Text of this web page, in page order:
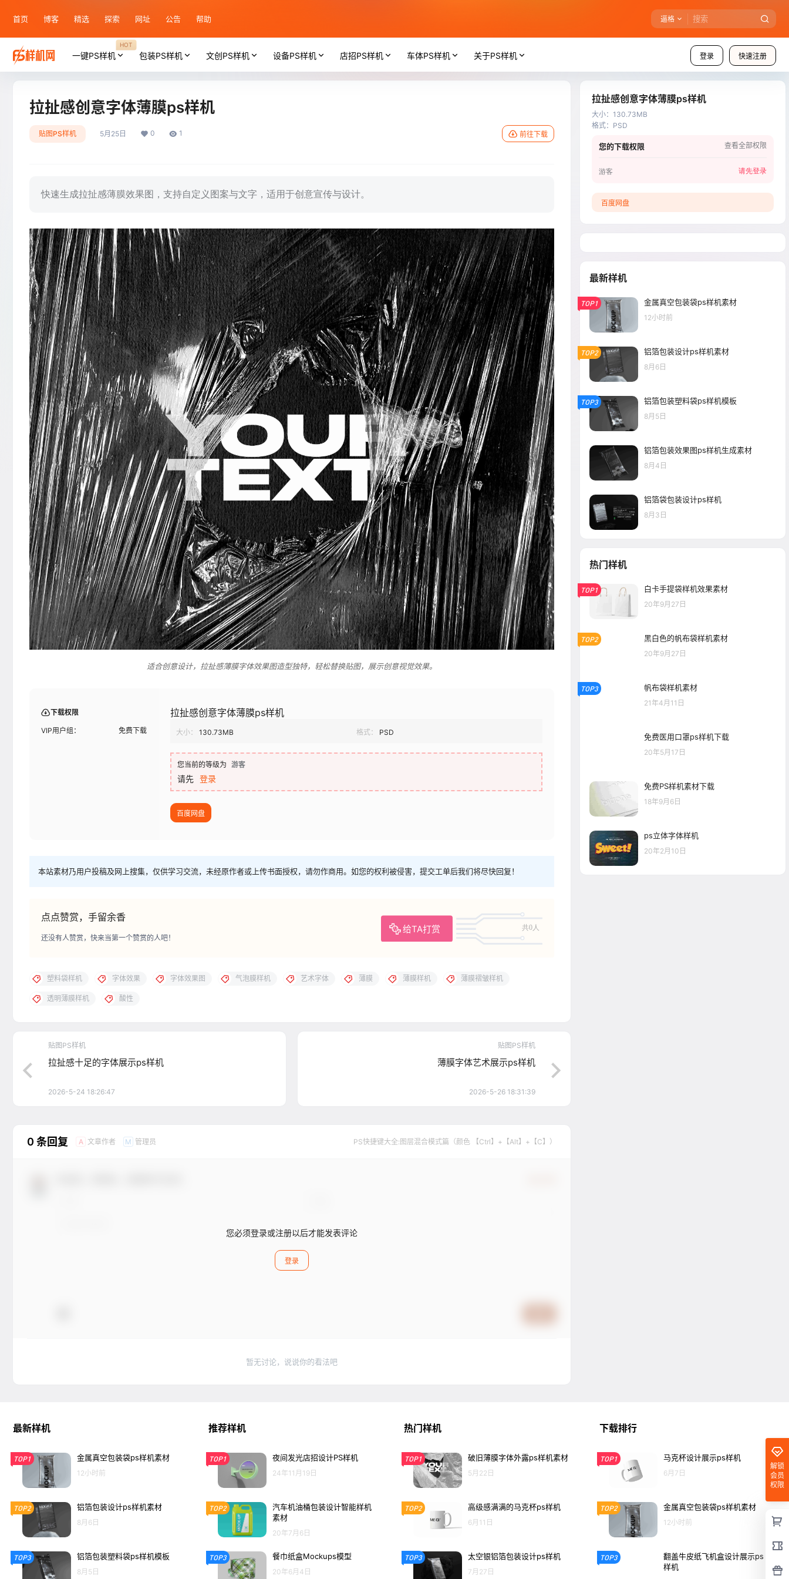
首页 博客 精选 探索 网址 公告 帮助 逼格
登录 快速注册
一键PS样机
HOT
包装PS样机 文创PS样机 设备PS样机 店招PS样机 车体PS样机 关于PS样机
拉扯感创意字体薄膜ps样机
贴图PS样机 5月25日 0 1 前往下载
快速生成拉扯感薄膜效果图，支持自定义图案与文字，适用于创意宣传与设计。
适合创意设计，拉扯感薄膜字体效果图造型独特，轻松替换贴图，展示创意视觉效果。
下载权限
VIP用户组： 免费下载
拉扯感创意字体薄膜ps样机
大小： 130.73MB 格式： PSD
您当前的等级为 游客
请先 登录
百度网盘
本站素材乃用户投稿及网上搜集，仅供学习交流，未经原作者或上传书面授权，请勿作商用。如您的权利被侵害，提交工单后我们将尽快回复！
点点赞赏，手留余香
给TA打赏 共0人
还没有人赞赏，快来当第一个赞赏的人吧！
塑料袋样机 字体效果 字体效果图 气泡膜样机 艺术字体 薄膜 薄膜样机 薄膜褶皱样机
透明薄膜样机 酸性
贴图PS样机
拉扯感十足的字体展示ps样机
2026-5-24 18:26:47
贴图PS样机
薄膜字体艺术展示ps样机
2026-5-26 18:31:39
0 条回复 A 文章作者 M 管理员 PS快捷键大全:图层混合模式篇（颜色 【Ctrl】+【Alt】+【C】）
您必须登录或注册以后才能发表评论
登录
暂无讨论，说说你的看法吧
拉扯感创意字体薄膜ps样机
大小： 130.73MB
格式： PSD
您的下载权限 查看全部权限
游客 请先登录
百度网盘
最新样机
TOP1 金属真空包装袋ps样机素材
12小时前
TOP2 铝箔包装设计ps样机素材
8月6日
TOP3 铝箔包装塑料袋ps样机模板
8月5日
铝箔包装效果图ps样机生成素材
8月4日
铝箔袋包装设计ps样机
8月3日
热门样机
TOP1 白卡手提袋样机效果素材
20年9月27日
TOP2 黑白色的帆布袋样机素材
20年9月27日
TOP3 帆布袋样机素材
21年4月11日
免费医用口罩ps样机下载
20年5月17日
免费PS样机素材下载
18年9月6日
ps立体字体样机
20年2月10日
解锁
会员
权限
最新样机
TOP1 金属真空包装袋ps样机素材
12小时前
TOP2 铝箔包装设计ps样机素材
8月6日
TOP3 铝箔包装塑料袋ps样机模板
8月5日
推荐样机
TOP1 夜间发光店招设计PS样机
24年11月19日
TOP2
汽车机油桶包装设计智能样机
素材
20年7月6日
TOP3 餐巾纸盒Mockups模型
20年6月4日
热门样机
TOP1 破旧薄膜字体外露ps样机素材
5月22日
TOP2 高级感满满的马克杯ps样机
6月11日
TOP3 太空银铝箔包装设计ps样机
7月27日
下载排行
TOP1 马克杯设计展示ps样机
6月7日
TOP2 金属真空包装袋ps样机素材
12小时前
TOP3
翻盖牛皮纸飞机盒设计展示ps
样机